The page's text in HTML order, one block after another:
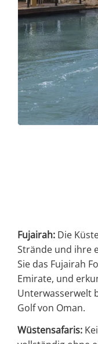
Fujairah: Die
Strände und ihre
Sie das Fujairah
Emirate, und
Unterwasserwelt
Golf von Oman.
Wüstensafaris: